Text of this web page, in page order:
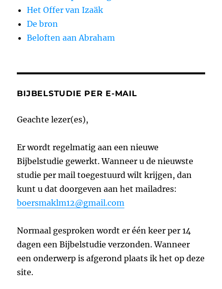
Het Offer van Izaäk
De bron
Beloften aan Abraham
BIJBELSTUDIE PER E-MAIL
Geachte lezer(es),
Er wordt regelmatig aan een nieuwe
Bijbelstudie gewerkt. Wanneer u de nieuwste
studie per mail toegestuurd wilt krijgen, dan
kunt u dat doorgeven aan het mailadres:
boersmaklm12@gmail.com
Normaal gesproken wordt er één keer per 14
dagen een Bijbelstudie verzonden. Wanneer
een onderwerp is afgerond plaats ik het op deze
site.